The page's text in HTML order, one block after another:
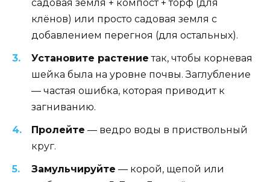
садовая земля + компост + торф (для
клёнов) или просто садовая земля с
добавлением перегноя (для остальных).
Установите растение так, чтобы корневая
шейка была на уровне почвы. Заглубление
— частая ошибка, которая приводит к
загниванию.
Пролейте — ведро воды в приствольный
круг.
Замульчируйте — корой, щепой или